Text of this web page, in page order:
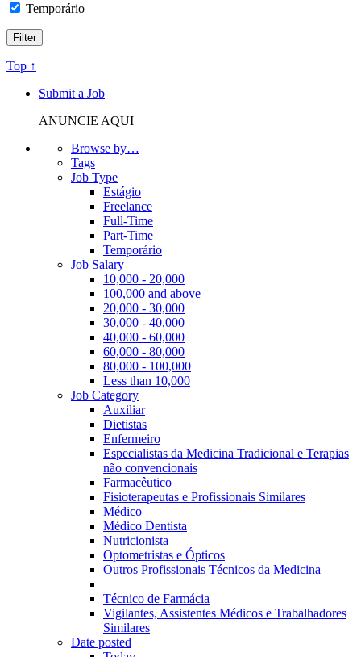
Temporário
Top ↑
Submit a Job
ANUNCIE AQUI
Browse by…
Tags
Job Type
Estágio
Freelance
Full-Time
Part-Time
Temporário
Job Salary
10,000 - 20,000
100,000 and above
20,000 - 30,000
30,000 - 40,000
40,000 - 60,000
60,000 - 80,000
80,000 - 100,000
Less than 10,000
Job Category
Auxiliar
Dietistas
Enfermeiro
Especialistas da Medicina Tradicional e Terapias
não convencionais
Farmacêutico
Fisioterapeutas e Profissionais Similares
Médico
Médico Dentista
Nutricionista
Optometristas e Ópticos
Outros Profissionais Técnicos da Medicina
Técnico de Farmácia
Vigilantes, Assistentes Médicos e Trabalhadores
Similares
Date posted